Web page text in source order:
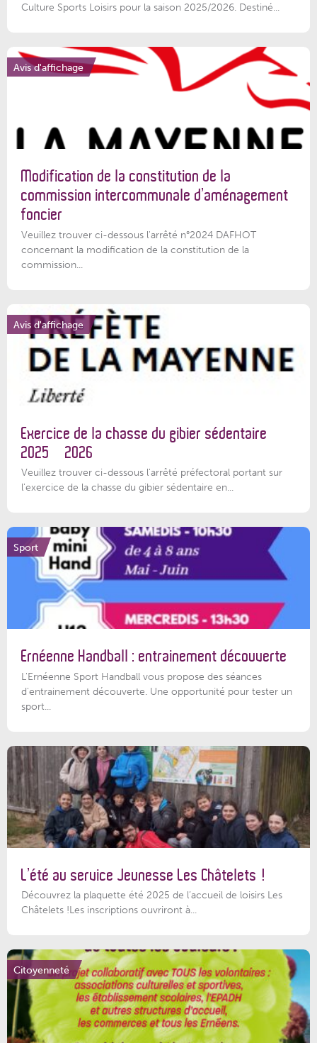
Culture Sports Loisirs pour la saison 2025/2026. Destiné...
Avis d'affichage
Modification de la constitution de la
commission intercommunale d’aménagement
foncier
Veuillez trouver ci-dessous l'arrêté n°2024 DAFHOT
concernant la modification de la constitution de la
commission...
Avis d'affichage
Exercice de la chasse du gibier sédentaire
2025 – 2026
Veuillez trouver ci-dessous l'arrêté préfectoral portant sur
l'exercice de la chasse du gibier sédentaire en...
Sport
Ernéenne Handball : entrainement découverte
L'Ernéenne Sport Handball vous propose des séances
d'entrainement découverte. Une opportunité pour tester un
sport...
L’été au service Jeunesse Les Châtelets !
Découvrez la plaquette été 2025 de l’accueil de loisirs Les
Châtelets !Les inscriptions ouvriront à...
Citoyenneté